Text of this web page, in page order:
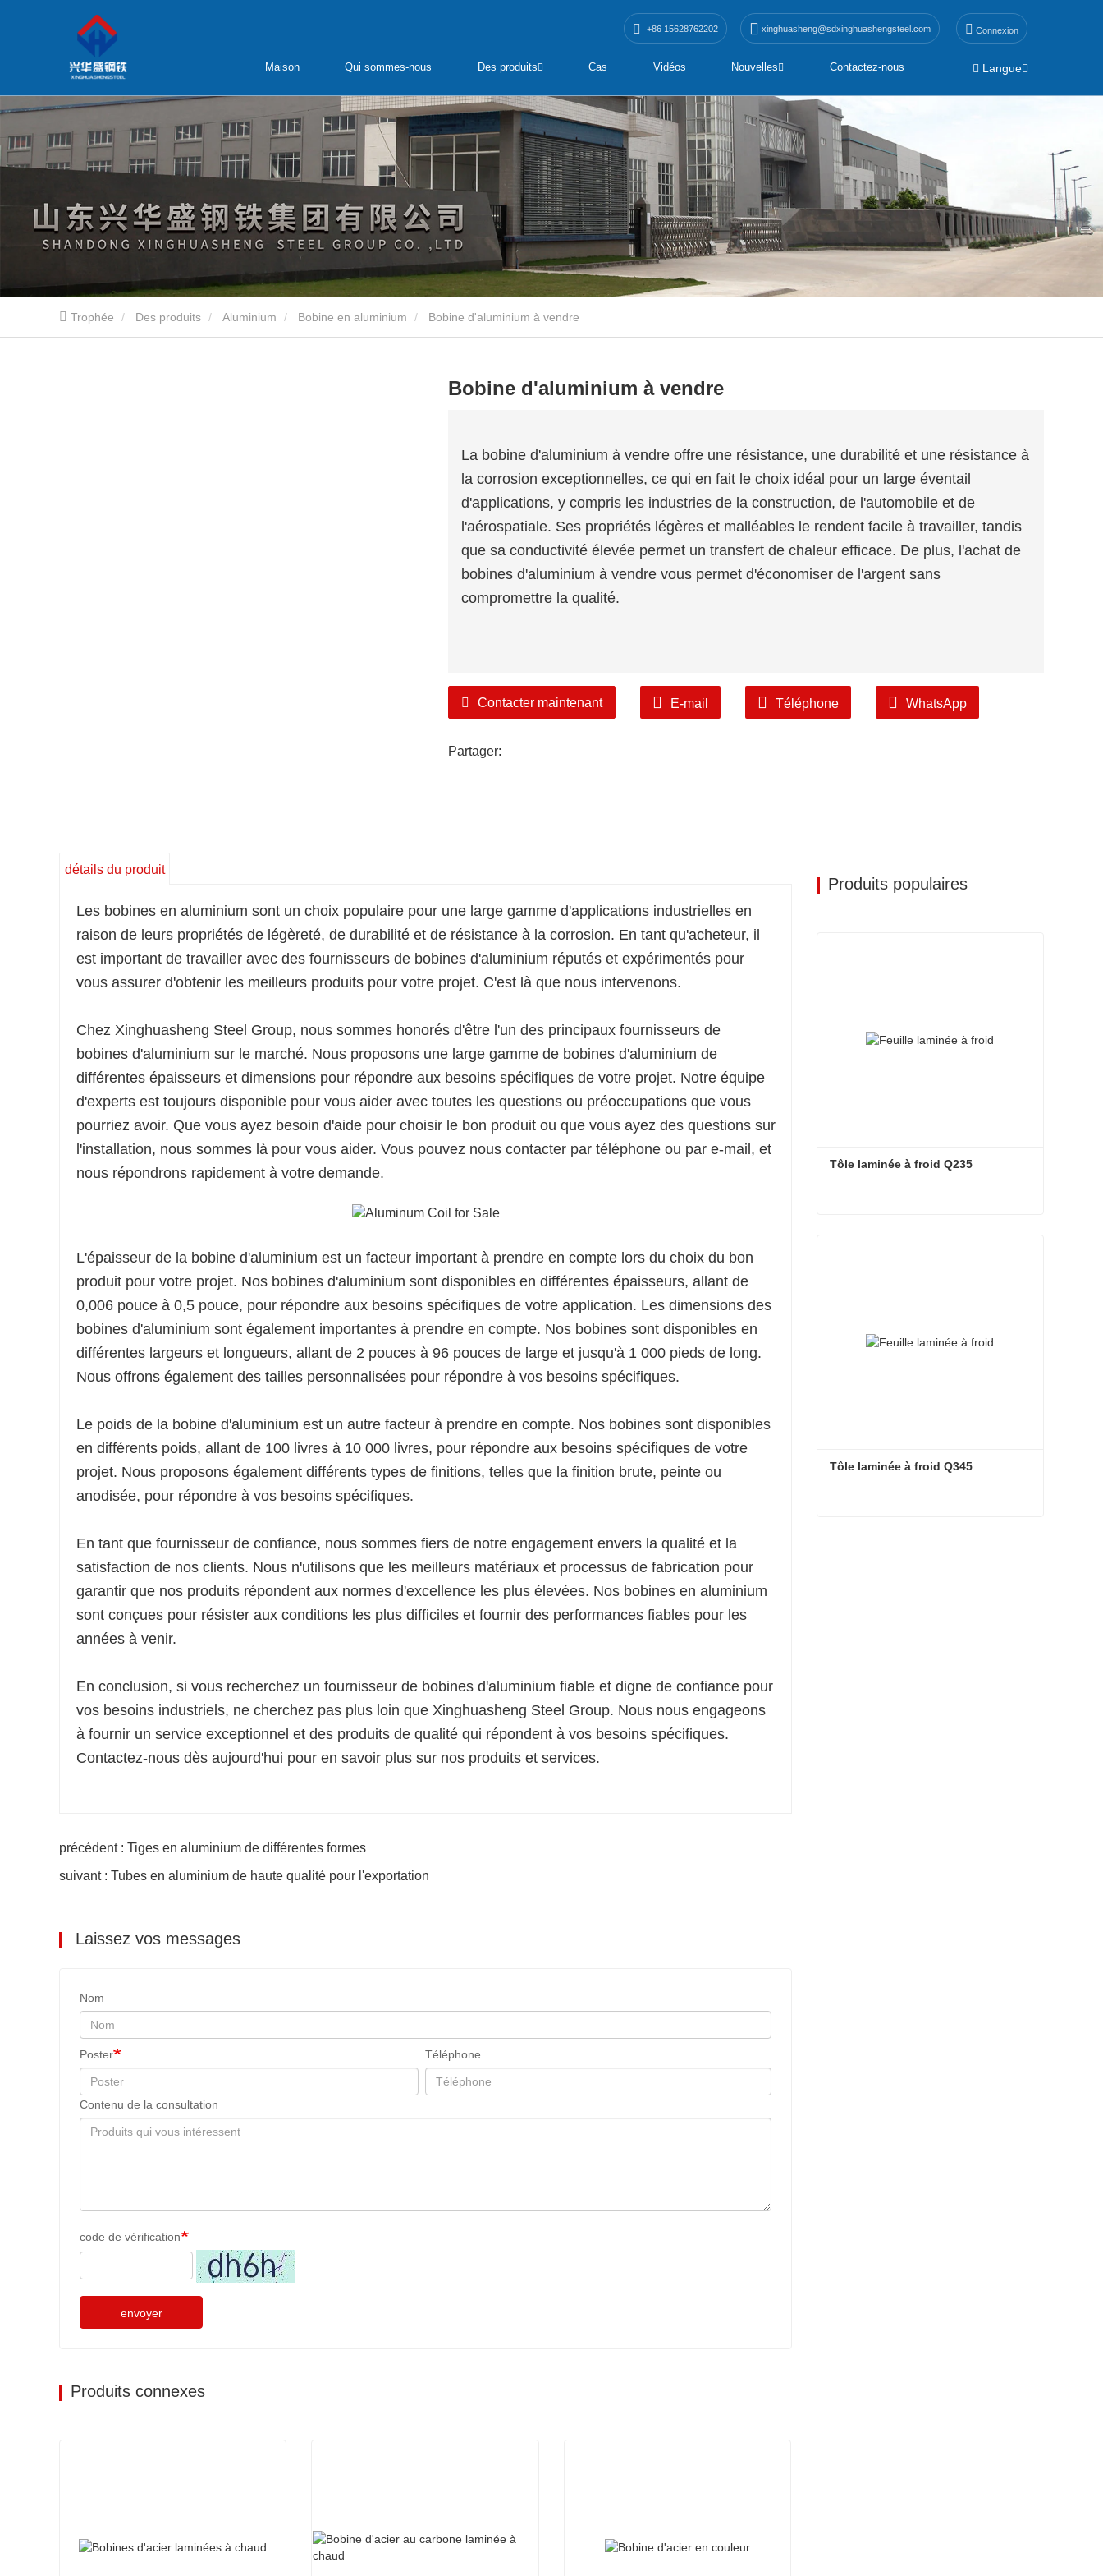
+86 15628762202 xinghuasheng@sdxinghuashengsteel.com Connexion
Maison Qui sommes-nous Des produits Cas Vidéos Nouvelles Contactez-nous Langue
Trophée Des produits Aluminium Bobine en aluminium Bobine d'aluminium à vendre
Bobine d'aluminium à vendre
La bobine d'aluminium à vendre offre une résistance, une durabilité et une résistance à
la corrosion exceptionnelles, ce qui en fait le choix idéal pour un large éventail
d'applications, y compris les industries de la construction, de l'automobile et de
l'aérospatiale. Ses propriétés légères et malléables le rendent facile à travailler, tandis
que sa conductivité élevée permet un transfert de chaleur efficace. De plus, l'achat de
bobines d'aluminium à vendre vous permet d'économiser de l'argent sans
compromettre la qualité.
Contacter maintenant E-mail Téléphone WhatsApp
Partager:
détails du produit
Les bobines en aluminium sont un choix populaire pour une large gamme d'applications industrielles en
raison de leurs propriétés de légèreté, de durabilité et de résistance à la corrosion. En tant qu'acheteur, il
est important de travailler avec des fournisseurs de bobines d'aluminium réputés et expérimentés pour
vous assurer d'obtenir les meilleurs produits pour votre projet. C'est là que nous intervenons.
Chez Xinghuasheng Steel Group, nous sommes honorés d'être l'un des principaux fournisseurs de
bobines d'aluminium sur le marché. Nous proposons une large gamme de bobines d'aluminium de
différentes épaisseurs et dimensions pour répondre aux besoins spécifiques de votre projet. Notre équipe
d'experts est toujours disponible pour vous aider avec toutes les questions ou préoccupations que vous
pourriez avoir. Que vous ayez besoin d'aide pour choisir le bon produit ou que vous ayez des questions sur
l'installation, nous sommes là pour vous aider. Vous pouvez nous contacter par téléphone ou par e-mail, et
nous répondrons rapidement à votre demande.
L'épaisseur de la bobine d'aluminium est un facteur important à prendre en compte lors du choix du bon
produit pour votre projet. Nos bobines d'aluminium sont disponibles en différentes épaisseurs, allant de
0,006 pouce à 0,5 pouce, pour répondre aux besoins spécifiques de votre application. Les dimensions des
bobines d'aluminium sont également importantes à prendre en compte. Nos bobines sont disponibles en
différentes largeurs et longueurs, allant de 2 pouces à 96 pouces de large et jusqu'à 1 000 pieds de long.
Nous offrons également des tailles personnalisées pour répondre à vos besoins spécifiques.
Le poids de la bobine d'aluminium est un autre facteur à prendre en compte. Nos bobines sont disponibles
en différents poids, allant de 100 livres à 10 000 livres, pour répondre aux besoins spécifiques de votre
projet. Nous proposons également différents types de finitions, telles que la finition brute, peinte ou
anodisée, pour répondre à vos besoins spécifiques.
En tant que fournisseur de confiance, nous sommes fiers de notre engagement envers la qualité et la
satisfaction de nos clients. Nous n'utilisons que les meilleurs matériaux et processus de fabrication pour
garantir que nos produits répondent aux normes d'excellence les plus élevées. Nos bobines en aluminium
sont conçues pour résister aux conditions les plus difficiles et fournir des performances fiables pour les
années à venir.
En conclusion, si vous recherchez un fournisseur de bobines d'aluminium fiable et digne de confiance pour
vos besoins industriels, ne cherchez pas plus loin que Xinghuasheng Steel Group. Nous nous engageons
à fournir un service exceptionnel et des produits de qualité qui répondent à vos besoins spécifiques.
Contactez-nous dès aujourd'hui pour en savoir plus sur nos produits et services.
précédent : Tiges en aluminium de différentes formes
suivant : Tubes en aluminium de haute qualité pour l'exportation
Laissez vos messages
Nom
Poster Téléphone
Contenu de la consultation
code de vérification
envoyer
Produits connexes
Produits populaires
Tôle laminée à froid Q235
Tôle laminée à froid Q345